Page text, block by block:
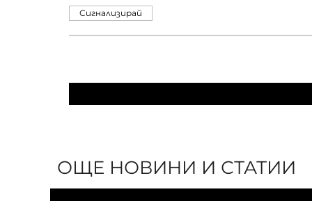
Сигнализирай
ОЩЕ НОВИНИ И СТАТИИ